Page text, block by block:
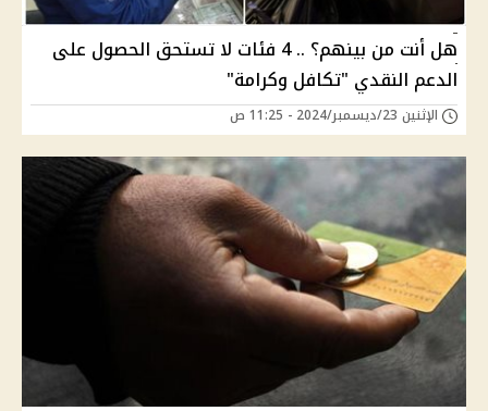
هل أنت من بينهم؟ .. 4 فئات لا تستحق الحصول على
الدعم النقدي "تكافل وكرامة"
الإثنين 23/ديسمبر/2024 - 11:25 ص